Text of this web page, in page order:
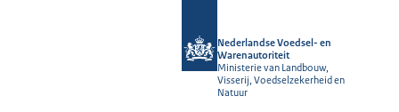
Nederlandse Voedsel- en
Warenautoriteit
Ministerie van Landbouw,
Visserij, Voedselzekerheid en
Natuur